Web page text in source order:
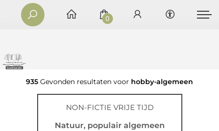
0
935 Gevonden resultaten voor hobby-algemeen
NON-FICTIE VRIJE TIJD
Natuur, populair algemeen